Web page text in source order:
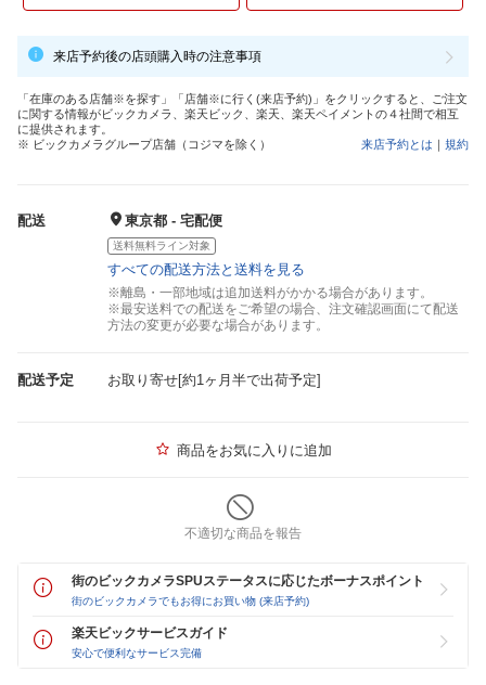
来店予約後の店頭購入時の注意事項
「在庫のある店舗※を探す」「店舗※に行く(来店予約)」をクリックすると、ご注文
に関する情報がビックカメラ、楽天ビック、楽天、楽天ペイメントの４社間で相互
に提供されます。
※ ビックカメラグループ店舗（コジマを除く）
来店予約とは ｜ 規約
配送 東京都 - 宅配便
送料無料ライン対象
すべての配送方法と送料を見る
※離島・一部地域は追加送料がかかる場合があります。
※最安送料での配送をご希望の場合、注文確認画面にて配送
方法の変更が必要な場合があります。
配送予定 お取り寄せ[約1ヶ月半で出荷予定]
商品をお気に入りに追加
不適切な商品を報告
街のビックカメラSPUステータスに応じたボーナスポイント
街のビックカメラでもお得にお買い物 (来店予約)
楽天ビックサービスガイド
安心で便利なサービス完備